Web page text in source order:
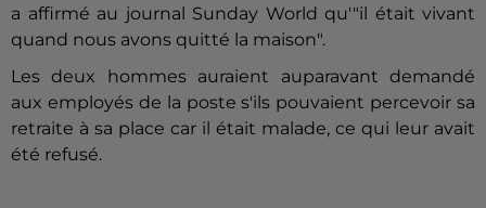
a affirmé au journal Sunday World qu'"il était vivant
quand nous avons quitté la maison".
Les deux hommes auraient auparavant demandé
aux employés de la poste s'ils pouvaient percevoir sa
retraite à sa place car il était malade, ce qui leur avait
été refusé.